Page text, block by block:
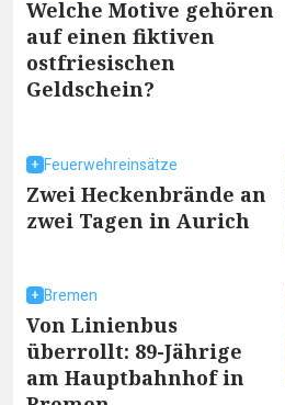
Welche Motive gehören
auf einen fiktiven
ostfriesischen
Geldschein?
Feuerwehreinsätze
Zwei Heckenbrände an
zwei Tagen in Aurich
Bremen
Von Linienbus
überrollt: 89-Jährige
am Hauptbahnhof in